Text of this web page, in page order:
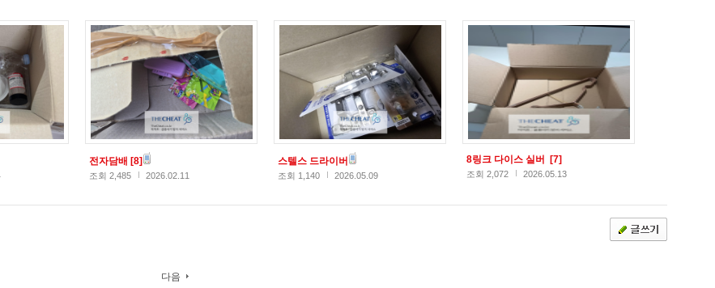
전자담배 [8]
조회 2,485 2026.02.11
스텔스 드라이버
조회 1,140 2026.05.09
8링크 다이스 실버 [7]
조회 2,072 2026.05.13
다음